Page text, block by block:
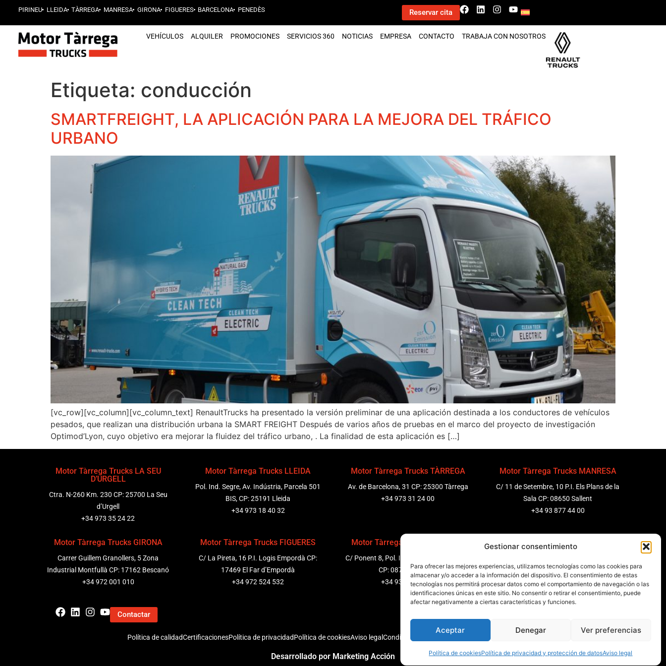
Gestionar consentimiento
Para ofrecer las mejores experiencias, utilizamos tecnologías como las cookies para
almacenar y/o acceder a la información del dispositivo. El consentimiento de estas
tecnologías nos permitirá procesar datos como el comportamiento de navegación o las
identificaciones únicas en este sitio. No consentir o retirar el consentimiento, puede
afectar negativamente a ciertas características y funciones.
Aceptar Denegar Ver preferencias
Política de cookiesPolítica de privacidad y protección de datosAviso legal
PIRINEU LLEIDA TÀRREGA MANRESA GIRONA FIGUERES BARCELONA PENEDÈS Reservar cita
VEHÍCULOS ALQUILER PROMOCIONES SERVICIOS 360 NOTICIAS EMPRESA CONTACTO TRABAJA CON NOSOTROS
Etiqueta: conducción
SMARTFREIGHT, LA APLICACIÓN PARA LA MEJORA DEL TRÁFICO
URBANO
[vc_row][vc_column][vc_column_text] RenaultTrucks ha presentado la versión preliminar de una aplicación destinada a los conductores de vehículos
pesados, que realizan una distribución urbana la SMART FREIGHT Después de varios años de pruebas en el marco del proyecto de investigación
Optimod’Lyon, cuyo objetivo era mejorar la fluidez del tráfico urbano, . La finalidad de esta aplicación es […]
Motor Tàrrega Trucks LA SEU
D’URGELL
Ctra. N-260 Km. 230 CP: 25700 La Seu
d’Urgell
+34 973 35 24 22
Motor Tàrrega Trucks LLEIDA
Pol. Ind. Segre, Av. Indústria, Parcela 501
BIS, CP: 25191 Lleida
+34 973 18 40 32
Motor Tàrrega Trucks TÀRREGA
Av. de Barcelona, 31 CP: 25300 Tàrrega
+34 973 31 24 00
Motor Tàrrega Trucks MANRESA
C/ 11 de Setembre, 10 P.I. Els Plans de la
Sala CP: 08650 Sallent
+34 93 877 44 00
Motor Tàrrega Trucks GIRONA
Carrer Guillem Granollers, 5 Zona
Industrial Montfullà CP: 17162 Bescanó
+34 972 001 010
Motor Tàrrega Trucks FIGUERES
C/ La Pireta, 16 P.I. Logis Empordà CP:
17469 El Far d’Empordà
+34 972 524 532
Motor Tàrrega Trucks PENEDÈS
C/ Ponent 8, Pol. Ind. Sant Pere Molanta,
CP: 08799 Olèrdola
+34 931 69 11 91
Motor Tàrrega Trucks BARCELONA
Barcelona, España
+34 932 63 43 51
Contactar
Política de calidadCertificacionesPolítica de privacidadPolítica de cookiesAviso legal Condiciones generales Canal de denuncias Data Act
Desarrollado por Marketing Acción